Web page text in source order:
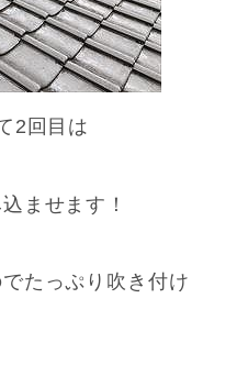
2回目は
ませ ます！
たっぷり吹き付け